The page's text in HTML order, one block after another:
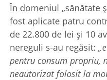
În domeniul „sănătate
fost aplicate patru
de 22.800 de lei și 10
nereguli s-au regăsit:
pentru consum propriu,
neautorizat folosit la